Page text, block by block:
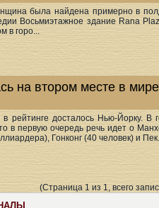
была найдена примерно в
Восьмиэтажное здание Rana
в горо...
на втором месте в
в рейтинге досталось Нью-Йорку.
в первую очередь речь идет о
Гонконг (40 человек) и
(Страница 1 из 1, всего